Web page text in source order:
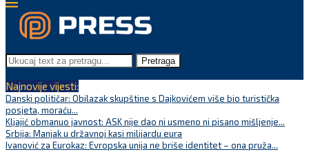
Pretraga
Najnovije vijesti:
Danski političar: Obilazak skupštine s Dajkovićem više bio turistička
posjeta, moraću...
Kljajić obmanuo javnost: ASK nije dao ni usmeno ni pisano mišljenje...
Srbija: Manjak u državnoj kasi milijardu eura
Ivanović za Eurokaz: Evropska unija ne briše identitet – ona pruža...